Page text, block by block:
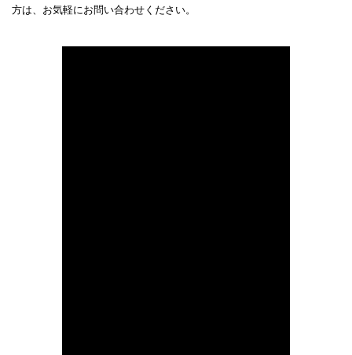
方は、お気軽にお問い合わせください。